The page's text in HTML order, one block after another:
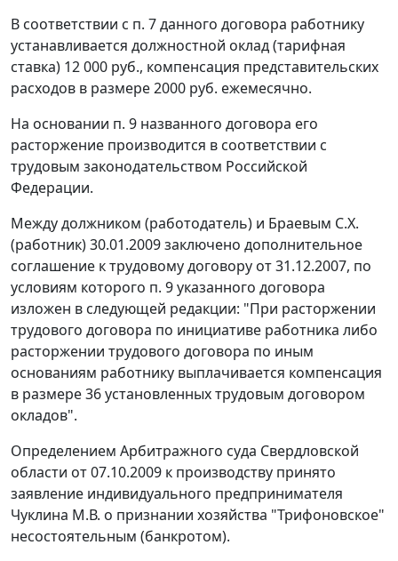
В соответствии с п. 7 данного договора работнику
устанавливается должностной оклад (тарифная
ставка) 12 000 руб., компенсация представительских
расходов в размере 2000 руб. ежемесячно.
На основании п. 9 названного договора его
расторжение производится в соответствии с
трудовым законодательством Российской
Федерации.
Между должником (работодатель) и Браевым С.Х.
(работник) 30.01.2009 заключено дополнительное
соглашение к трудовому договору от 31.12.2007, по
условиям которого п. 9 указанного договора
изложен в следующей редакции: "При расторжении
трудового договора по инициативе работника либо
расторжении трудового договора по иным
основаниям работнику выплачивается компенсация
в размере 36 установленных трудовым договором
окладов".
Определением Арбитражного суда Свердловской
области от 07.10.2009 к производству принято
заявление индивидуального предпринимателя
Чуклина М.В. о признании хозяйства "Трифоновское"
несостоятельным (банкротом).